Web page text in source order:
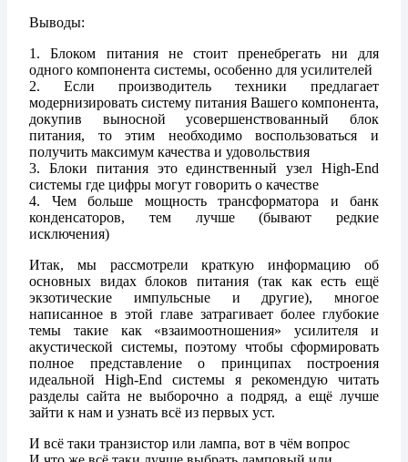
Выводы:
1. Блоком питания не стоит пренебрегать ни для
одного компонента системы, особенно для усилителей
2. Если производитель техники предлагает
модернизировать систему питания Вашего компонента,
докупив выносной усовершенствованный блок
питания, то этим необходимо воспользоваться и
получить максимум качества и удовольствия
3. Блоки питания это единственный узел High-End
системы где цифры могут говорить о качестве
4. Чем больше мощность трансформатора и банк
конденсаторов, тем лучше (бывают редкие
исключения)
Итак, мы рассмотрели краткую информацию об
основных видах блоков питания (так как есть ещё
экзотические импульсные и другие), многое
написанное в этой главе затрагивает более глубокие
темы такие как «взаимоотношения» усилителя и
акустической системы, поэтому чтобы сформировать
полное представление о принципах построения
идеальной High-End системы я рекомендую читать
разделы сайта не выборочно а подряд, а ещё лучше
зайти к нам и узнать всё из первых уст.
И всё таки транзистор или лампа, вот в чём вопрос